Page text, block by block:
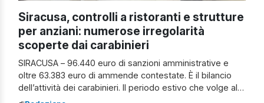
Siracusa, controlli a ristoranti e strutture
per anziani: numerose irregolarità
scoperte dai carabinieri
SIRACUSA – 96.440 euro di sanzioni amministrative e
oltre 63.383 euro di ammende contestate. È il bilancio
dell’attività dei carabinieri. Il periodo estivo che volge al
termine, ha visto il territorio della provincia aretusea